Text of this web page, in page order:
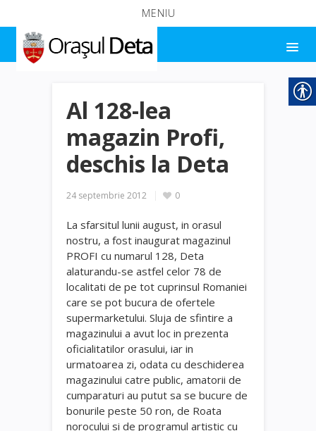
MENIU
Al 128-lea
magazin Profi,
deschis la Deta
24 septembrie 2012 0
La sfarsitul lunii august, in orasul
nostru, a fost inaugurat magazinul
PROFI cu numarul 128, Deta
alaturandu-se astfel celor 78 de
localitati de pe tot cuprinsul Romaniei
care se pot bucura de ofertele
supermarketului. Sluja de sfintire a
magazinului a avut loc in prezenta
oficialitatilor orasului, iar in
urmatoarea zi, odata cu deschiderea
magazinului catre public, amatorii de
cumparaturi au putut sa se bucure de
bonurile peste 50 ron, de Roata
norocului si de programul artistic cu